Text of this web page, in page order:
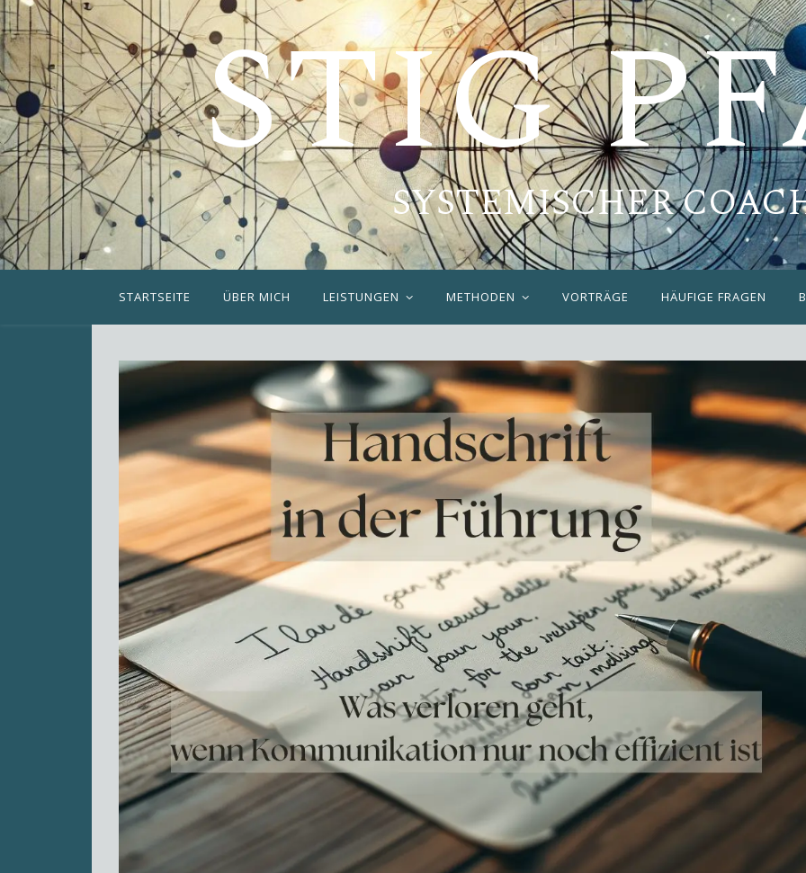
STIG
SYSTEMISCHER
STARTSEITE ÜBER MICH LEISTUNGEN METHODEN VORTRÄGE HÄUFIGE FRAGEN